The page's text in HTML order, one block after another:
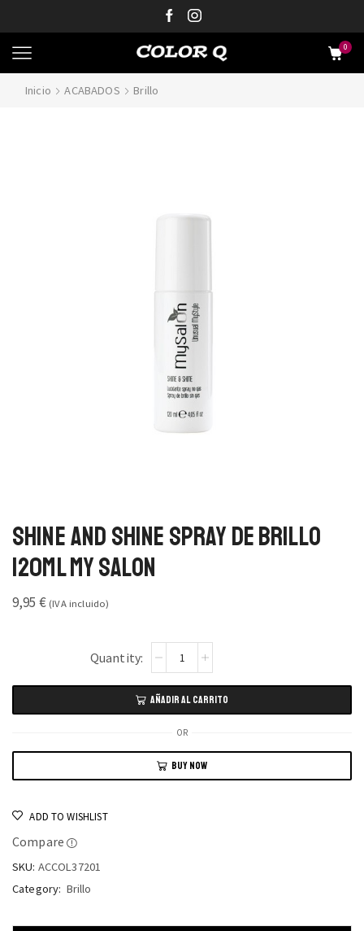
0
Inicio ACABADOS Brillo
Shine And Shine Spray de Brillo
120ml My Salon
9,95 € (IVA incluido)
AÑADIR AL CARRITO
OR
BUY NOW
ADD TO WISHLIST
Compare
SKU: ACCOL37201
Category: Brillo